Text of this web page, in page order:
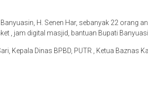
H. Senen Har, sebanyak 22 orang
, jam digital masjid, bantuan Bupati
Kepala Dinas BPBD, PUTR , Ketua